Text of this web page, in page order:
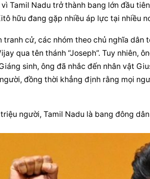
Tamil Nadu trở thành bang lớn đầu
hữu đang gặp nhiều áp lực tại nhiều
tranh cử, các nhóm theo chủ nghĩa
sinh, ông đã nhắc đến nhân vật
đồng thời khẳng định rằng mọi
người, Tamil Nadu là bang đông